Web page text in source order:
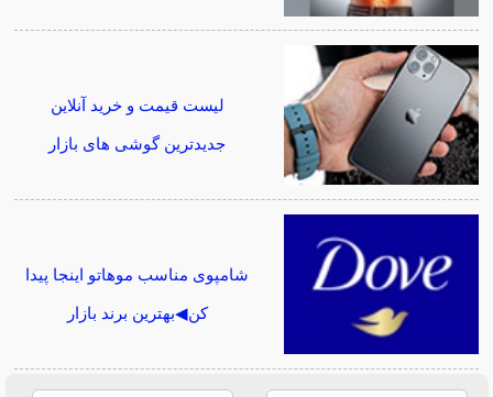
لیست قیمت و خرید آنلاین
جدیدترین گوشی های بازار
شامپوی مناسب موهاتو اینجا پیدا
کن◀بهترین برند بازار